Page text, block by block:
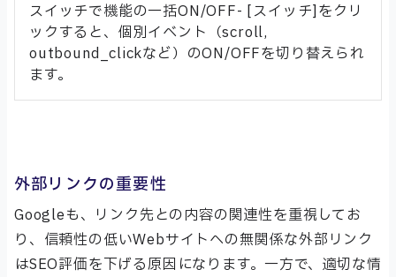
スイッチで機能の一括ON/OFF- [スイッチ]をクリ
ックすると、個別イベント（scroll,
outbound_clickなど）のON/OFFを切り替えられ
ます。
外部リンクの重要性
Googleも、リンク先との内容の関連性を重視してお
り、信頼性の低いWebサイトへの無関係な外部リンク
はSEO評価を下げる原因になります。一方で、適切な情